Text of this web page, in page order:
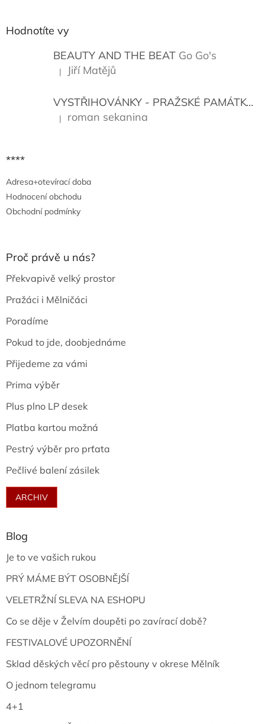
Hodnotíte vy
BEAUTY AND THE BEAT Go Go's
Hodnocení produktu je 5 z 5 hvězdiček.
| Jiří Matějů
VYSTŘIHOVÁNKY - PRAŽSKÉ PAMÁTKY
Hodnocení produktu je 5 z 5 hvězdiček.
| roman sekanina
****
Adresa+otevírací doba
Hodnocení obchodu
Obchodní podmínky
Proč právě u nás?
Překvapivě velký prostor
Pražáci i Mělničáci
Poradíme
Pokud to jde, doobjednáme
Přijedeme za vámi
Prima výběr
Plus plno LP desek
Platba kartou možná
Pestrý výběr pro prťata
Pečlivé balení zásilek
ARCHIV
Blog
Je to ve vašich rukou
PRÝ MÁME BÝT OSOBNĚJŠÍ
VELETRŽNÍ SLEVA NA ESHOPU
Co se děje v Želvím doupěti po zavírací době?
FESTIVALOVÉ UPOZORNĚNÍ
Sklad děských věcí pro pěstouny v okrese Mělník
O jednom telegramu
4+1